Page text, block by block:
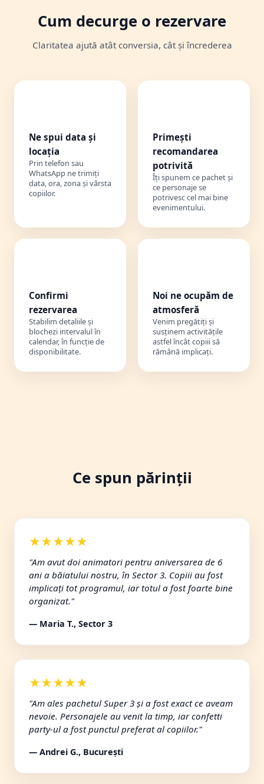
Cum decurge o rezervare
Claritatea ajută atât conversia, cât și încrederea
Ne spui data și
locația
Prin telefon sau
WhatsApp ne trimiți
data, ora, zona și vârsta
copiilor.
Primești
recomandarea
potrivită
Îți spunem ce pachet și
ce personaje se
potrivesc cel mai bine
evenimentului.
Confirmi
rezervarea
Stabilim detaliile și
blochezi intervalul în
calendar, în funcție de
disponibilitate.
Noi ne ocupăm de
atmosferă
Venim pregătiți și
susținem activitățile
astfel încât copiii să
rămână implicați.
Ce spun părinții
★★★★★
"Am avut doi animatori pentru aniversarea de 6
ani a băiatului nostru, în Sector 3. Copiii au fost
implicați tot programul, iar totul a fost foarte bine
organizat."
— Maria T., Sector 3
★★★★★
"Am ales pachetul Super 3 și a fost exact ce aveam
nevoie. Personajele au venit la timp, iar confetti
party-ul a fost punctul preferat al copiilor."
— Andrei G., București